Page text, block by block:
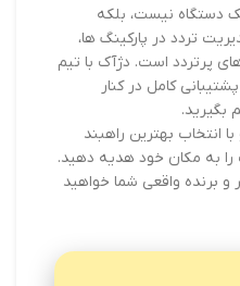
دستگاه نیست، بلکه
تردد در پارکینگ ها،
پرتردد است. دژآک با تیم
کامل در کنار
بگیرید.
انتخاب بهترین راهبند
را به مکان خود هدیه دهید.
برنده واقعی شما خواهید